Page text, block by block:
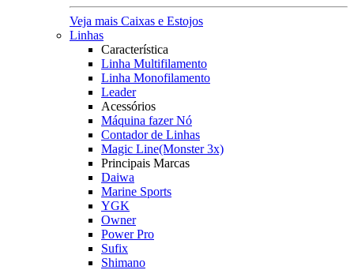
Veja mais Caixas e Estojos
Linhas
Característica
Linha Multifilamento
Linha Monofilamento
Leader
Acessórios
Máquina fazer Nó
Contador de Linhas
Magic Line(Monster 3x)
Principais Marcas
Daiwa
Marine Sports
YGK
Owner
Power Pro
Sufix
Shimano